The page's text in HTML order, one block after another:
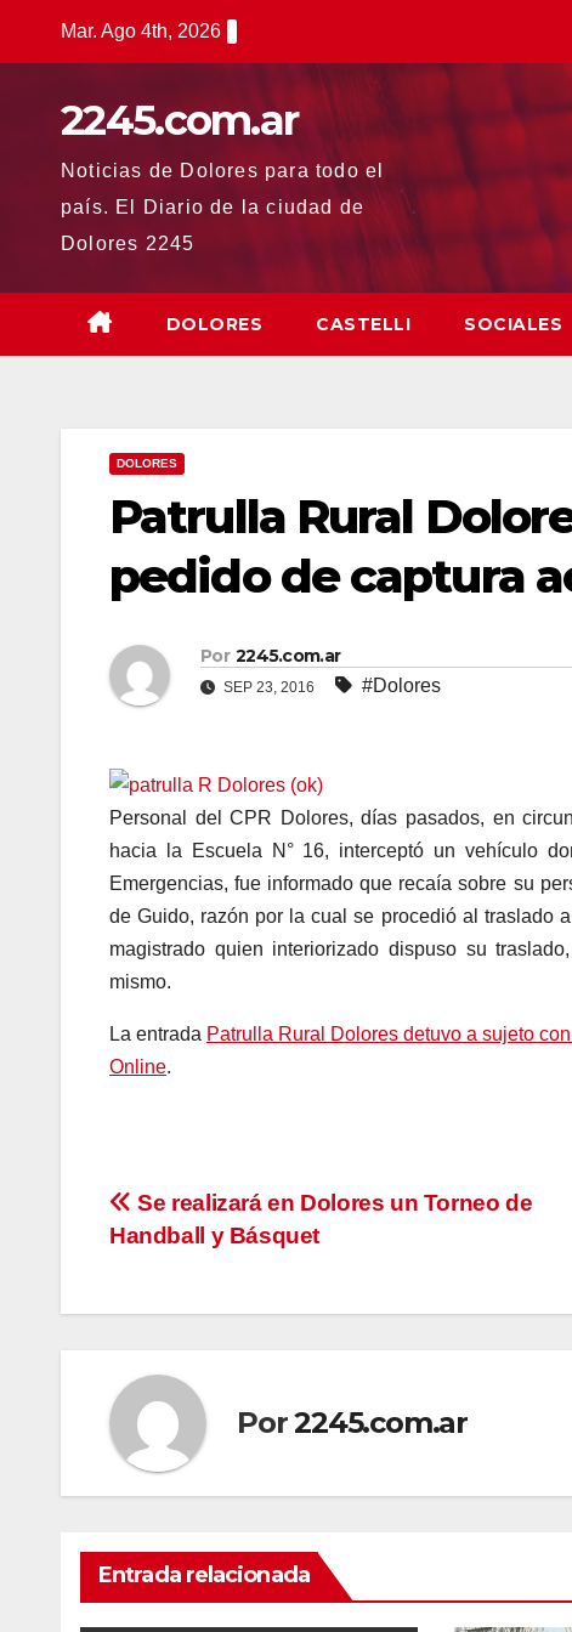
Mar. Ago 4th, 2026
2245.com.ar
Noticias de Dolores para todo el
país. El Diario de la ciudad de
Dolores 2245
DOLORES CASTELLI SOCIALES
DOLORES
Patrulla Rural
pedido de captura
Por 2245.com.ar
SEP 23, 2016 #Dolores
Personal del CPR Dolores, días pasados, en
hacia la Escuela N° 16, interceptó un vehículo
Emergencias, fue informado que recaía sobre su
de Guido, razón por la cual se procedió al traslado
magistrado quien interiorizado dispuso su
mismo.
La entrada Patrulla Rural Dolores detuvo a sujeto
Online.
Navegación
entradas
Se realizará en Dolores un Torneo de
Handball y Básquet
Por2245.com.ar
Entrada relacionada